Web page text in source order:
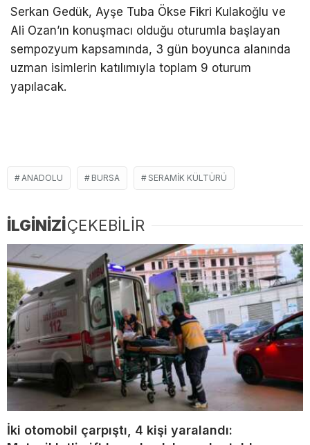
Serkan Gedük, Ayşe Tuba Ökse Fikri Kulakoğlu ve
Ali Ozan’ın konuşmacı olduğu oturumla başlayan
sempozyum kapsamında, 3 gün boyunca alanında
uzman isimlerin katılımıyla toplam 9 oturum
yapılacak.
ANADOLU BURSA SERAMIK KÜLTÜRÜ
İLGİNİZİÇEKEBİLİR
İki otomobil çarpıştı, 4 kişi yaralandı: